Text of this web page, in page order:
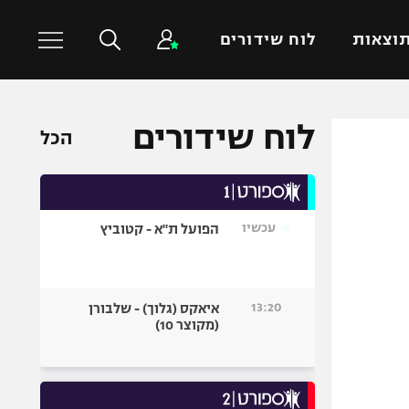
תוצאות לוח שידורים
כדורסל עולמי ענפים נוספים
כדורעף
אגרוף
UFC
היאבקות WWE
לוח שידורים הכל
עכשיו הפועל ת"א - קטוביץ
13:20
איאקס (גלוך) - שלבורן
(מקוצר 10)